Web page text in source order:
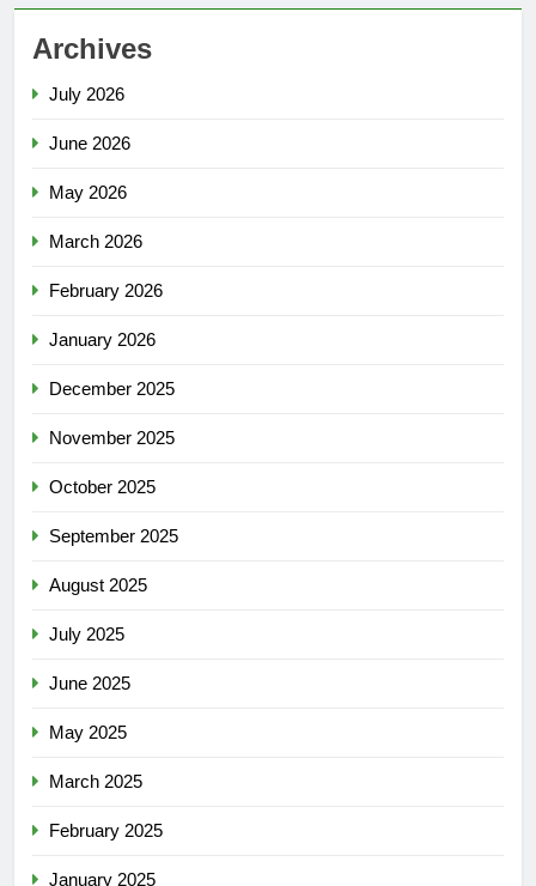
Archives
July 2026
June 2026
May 2026
March 2026
February 2026
January 2026
December 2025
November 2025
October 2025
September 2025
August 2025
July 2025
June 2025
May 2025
March 2025
February 2025
January 2025